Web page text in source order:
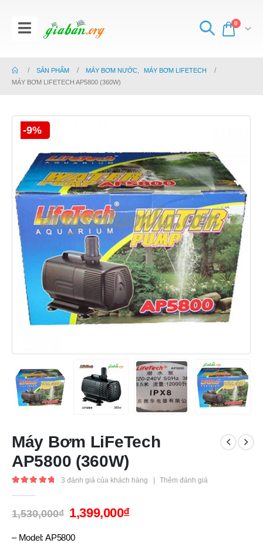
0
SẢN PHẨM MÁY BƠM NƯỚC
MÁY BƠM LIFETECH
MÁY BƠM LIFETECH AP5800 (360W)
-9%
Máy Bơm LiFeTech
AP5800 (360W)
3 đánh giá của khách hàng | Thêm đánh giá
1,530,000₫ 1,399,000₫
– Model: AP5800